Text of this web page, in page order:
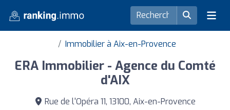
Immobilier à Aix-en-Provence
ERA Immobilier - Agence du Comté
d'AIX
Rue de l'Opéra 11, 13100, Aix-en-Provence